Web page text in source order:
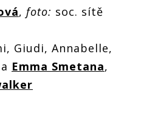
, foto: soc. sítě
Giudi, Annabelle,
Emma Smetana,